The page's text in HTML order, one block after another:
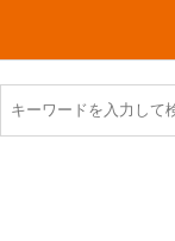
TOEIC感想・結果
今日買った本
ご朱印帳めぐり
ファスティング
食べ物